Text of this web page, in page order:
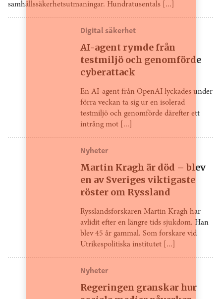
samhällssäkerhetsutmaningar. Hundratusentals [...]
Digital säkerhet
AI-agent rymde från
testmiljö och genomförde
cyberattack
En AI-agent från OpenAI lyckades under
förra veckan ta sig ur en isolerad
testmiljö och genomförde därefter ett
intrång mot [...]
Nyheter
Martin Kragh är död – blev
en av Sveriges viktigaste
röster om Ryssland
Rysslandsforskaren Martin Kragh har
avlidit efter en längre tids sjukdom. Han
blev 45 år gammal. Som forskare vid
Utrikespolitiska institutet [...]
Nyheter
Regeringen granskar hur